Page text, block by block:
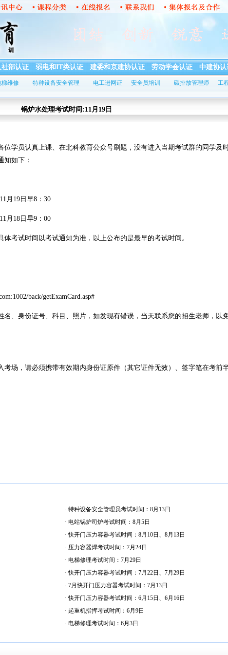
社部认证 弱电和IT类认证 建委和京建协认证 劳动学会认证 中建协认
梯维修 特种设备安全管理 电工进网证 安全员培训 碳排放管理师 工
锅炉水处理考试时间:11月19日
学员认真上课、在北科教育公众号刷题，没有进入当期考试群的同学及
知如下：
19日早8：30
18日早9：00
时间以考试通知为准，以上公布的是最早的考试时间。
back/getExamCard.asp#
份证号、科目、照片，如发现有错误，当天联系您的招生老师，以
请必须携带有效期内身份证原件（其它证件无效）、签字笔在考前
· 特种设备安全管理员考试时间：8月13日
· 电站锅炉司炉考试时间：8月5日
· 快开门压力容器考试时间：8月10日、8月13日
· 压力容器焊考试时间：7月24日
· 电梯修理考试时间：7月29日
· 快开门压力容器考试时间：7月22日、7月29日
· 7月快开门压力容器考试时间：7月13日
· 快开门压力容器考试时间：6月15日、6月16日
· 起重机指挥考试时间：6月9日
· 电梯修理考试时间：6月3日